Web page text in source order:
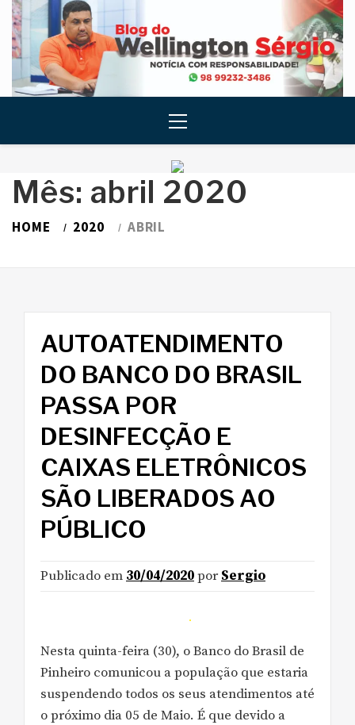
Skip
content
Menu
Mês: abril 2020
HOME 2020 ABRIL
AUTOATENDIMENTO
DO BANCO DO BRASIL
PASSA POR
DESINFECÇÃO E
CAIXAS ELETRÔNICOS
SÃO LIBERADOS AO
PÚBLICO
Publicado em 30/04/2020por Sergio
Nesta quinta-feira (30), o Banco do Brasil de
Pinheiro comunicou a população que estaria
suspendendo todos os seus atendimentos até
o próximo dia 05 de Maio. É que devido a